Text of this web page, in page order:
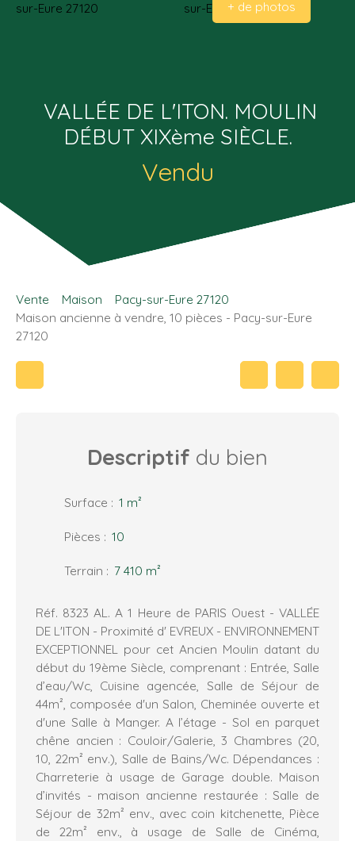
+ de photos
VALLÉE DE L'ITON. MOULIN
DÉBUT XIXème SIÈCLE.
Vendu
Vente Maison
Pacy-sur-Eure 27120
Maison ancienne à vendre, 10 pièces - Pacy-sur-Eure
27120
Descriptif du bien
Surface : 1 m²
Pièces : 10
Terrain : 7 410 m²
Réf. 8323 AL. A 1 Heure de PARIS Ouest - VALLÉE
DE L'ITON - Proximité d' EVREUX - ENVIRONNEMENT
EXCEPTIONNEL pour cet Ancien Moulin datant du
début du 19ème Siècle, comprenant : Entrée, Salle
d’eau/Wc, Cuisine agencée, Salle de Séjour de
44m², composée d'un Salon, Cheminée ouverte et
d'une Salle à Manger. A l’étage - Sol en parquet
chêne ancien : Couloir/Galerie, 3 Chambres (20,
10, 22m² env.), Salle de Bains/Wc. Dépendances :
Charreterie à usage de Garage double. Maison
d’invités - maison ancienne restaurée : Salle de
Séjour de 32m² env., avec coin kitchenette, Pièce
de 22m² env., à usage de Salle de Cinéma,